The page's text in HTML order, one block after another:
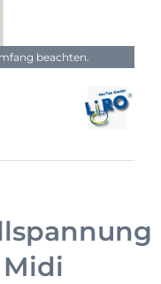
beachten.